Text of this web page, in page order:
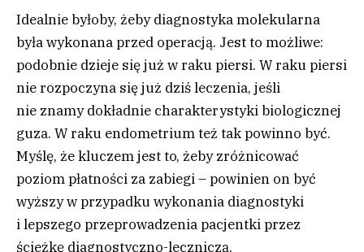
Idealnie byłoby, żeby diagnostyka molekularna
była wykonana przed operacją. Jest to możliwe:
podobnie dzieje się już w raku piersi. W raku piersi
nie rozpoczyna się już dziś leczenia, jeśli
nie znamy dokładnie charakterystyki biologicznej
guza. W raku endometrium też tak powinno być.
Myślę, że kluczem jest to, żeby zróżnicować
poziom płatności za zabiegi – powinien on być
wyższy w przypadku wykonania diagnostyki
i lepszego przeprowadzenia pacjentki przez
ścieżkę diagnostyczno-leczniczą.